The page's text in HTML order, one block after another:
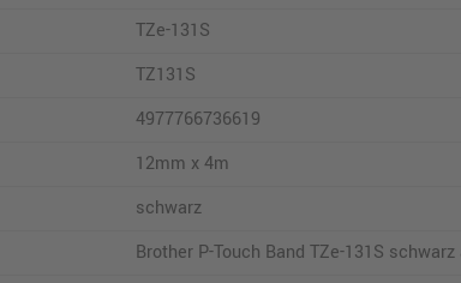
TZe-131S
TZ131S
4977766736619
12mm x 4m
schwarz
Brother P-Touch Band TZe-131S